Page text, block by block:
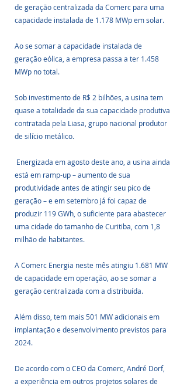
de geração centralizada da Comerc para uma
capacidade instalada de 1.178 MWp em solar.
Ao se somar a capacidade instalada de
geração eólica, a empresa passa a ter 1.458
MWp no total.
Sob investimento de R$ 2 bilhões, a usina tem
quase a totalidade da sua capacidade produtiva
contratada pela Liasa, grupo nacional produtor
de silício metálico.
está em ramp-up – aumento de sua
produtividade antes de atingir seu pico de
geração – e em setembro já foi capaz de
produzir 119 GWh, o suficiente para abastecer
uma cidade do tamanho de Curitiba, com 1,8
milhão de habitantes.
A Comerc Energia neste mês atingiu 1.681 MW
de capacidade em operação, ao se somar a
geração centralizada com a distribuída.
Além disso, tem mais 501 MW adicionais em
implantação e desenvolvimento previstos para
2024.
De acordo com o CEO da Comerc, André Dorf,
a experiência em outros projetos solares de